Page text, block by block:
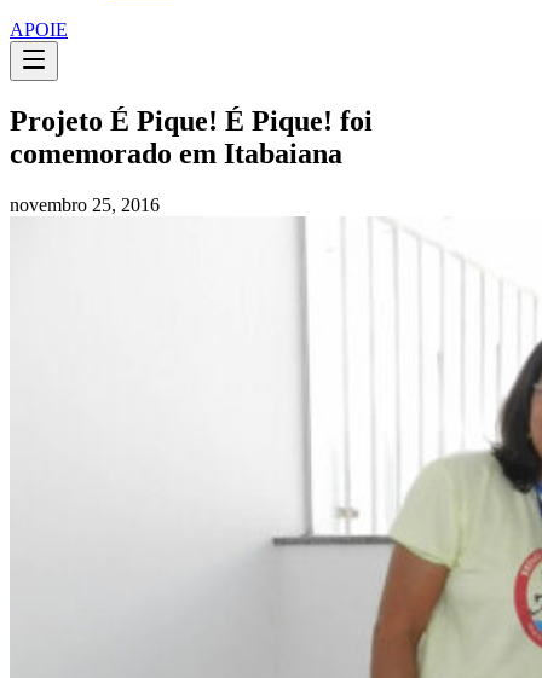
APOIE
Projeto É Pique! É Pique! foi
comemorado em Itabaiana
novembro 25, 2016